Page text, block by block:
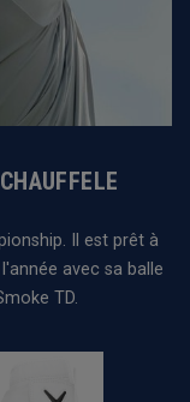
Il est prêt à
avec sa balle
TD.